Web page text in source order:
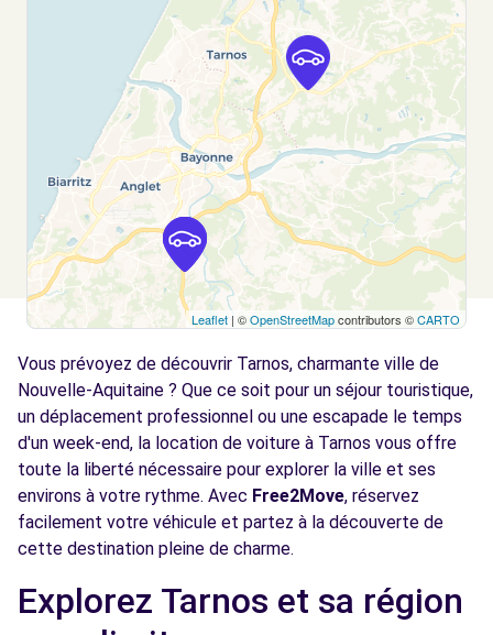
CAPBRETON, 40130
Voir l'agence
Leaflet | ©OpenStreetMapcontributors ©CARTO
Vous prévoyez de découvrir Tarnos, charmante ville de
Nouvelle-Aquitaine ? Que ce soit pour un séjour touristique,
un déplacement professionnel ou une escapade le temps
d'un week-end, la location de voiture à Tarnos vous offre
toute la liberté nécessaire pour explorer la ville et ses
environs à votre rythme. Avec Free2Move, réservez
facilement votre véhicule et partez à la découverte de
cette destination pleine de charme.
Explorez Tarnos et sa région